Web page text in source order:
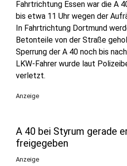
Fahrtrichtung Essen war die A
bis etwa 11 Uhr wegen der
In Fahrtrichtung Dortmund
Betonteile von der Straße
Sperrung der A 40 noch bis
LKW-Fahrer wurde laut
verletzt.
Anzeige
A 40 bei Styrum gerade
freigegeben
Anzeige